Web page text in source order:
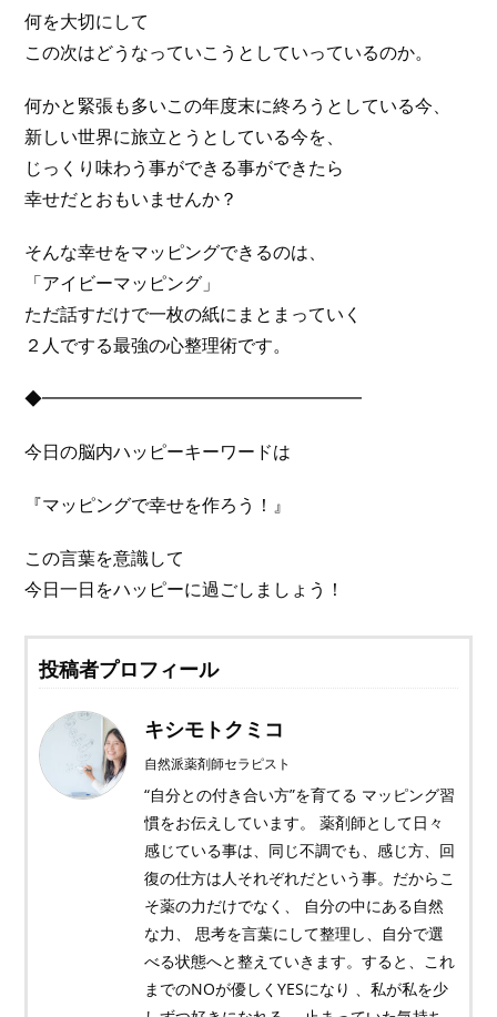
何を大切にして
この次はどうなっていこうとしていっているのか。
何かと緊張も多いこの年度末に終ろうとしている今、
新しい世界に旅立とうとしている今を、
じっくり味わう事ができる事ができたら
幸せだとおもいませんか？
そんな幸せをマッピングできるのは、
「アイビーマッピング」
ただ話すだけで一枚の紙にまとまっていく
２人でする最強の心整理術です。
◆━━━━━━━━━━━━━━━━━━
今日の脳内ハッピーキーワードは
『マッピングで幸せを作ろう！』
この言葉を意識して
今日一日をハッピーに過ごしましょう！
投稿者プロフィール
キシモトクミコ
自然派薬剤師セラピスト
“自分との付き合い方”を育てる マッピング習
慣をお伝えしています。 薬剤師として日々
感じている事は、同じ不調でも、感じ方、回
復の仕方は人それぞれだという事。だからこ
そ薬の力だけでなく、 自分の中にある自然
な力、 思考を言葉にして整理し、自分で選
べる状態へと整えていきます。すると、これ
までのNOが優しくYESになり 、私が私を少